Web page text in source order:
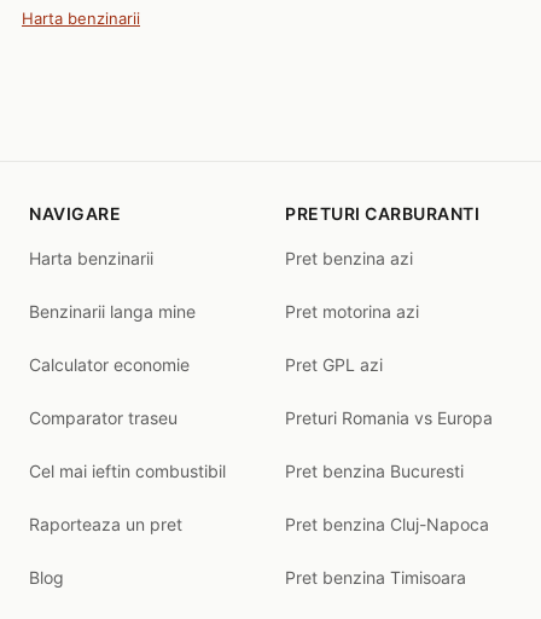
Harta benzinarii
NAVIGARE
Harta benzinarii
Benzinarii langa mine
Calculator economie
Comparator traseu
Cel mai ieftin combustibil
Raporteaza un pret
Blog
PRETURI CARBURANTI
Pret benzina azi
Pret motorina azi
Pret GPL azi
Preturi Romania vs Europa
Pret benzina Bucuresti
Pret benzina Cluj-Napoca
Pret benzina Timisoara